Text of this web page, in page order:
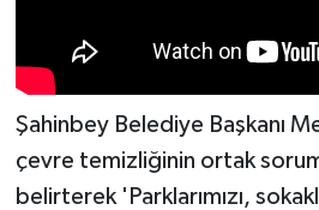
Şahinbey Belediye Başkanı
çevre temizliğinin ortak
belirterek 'Parklarımızı,